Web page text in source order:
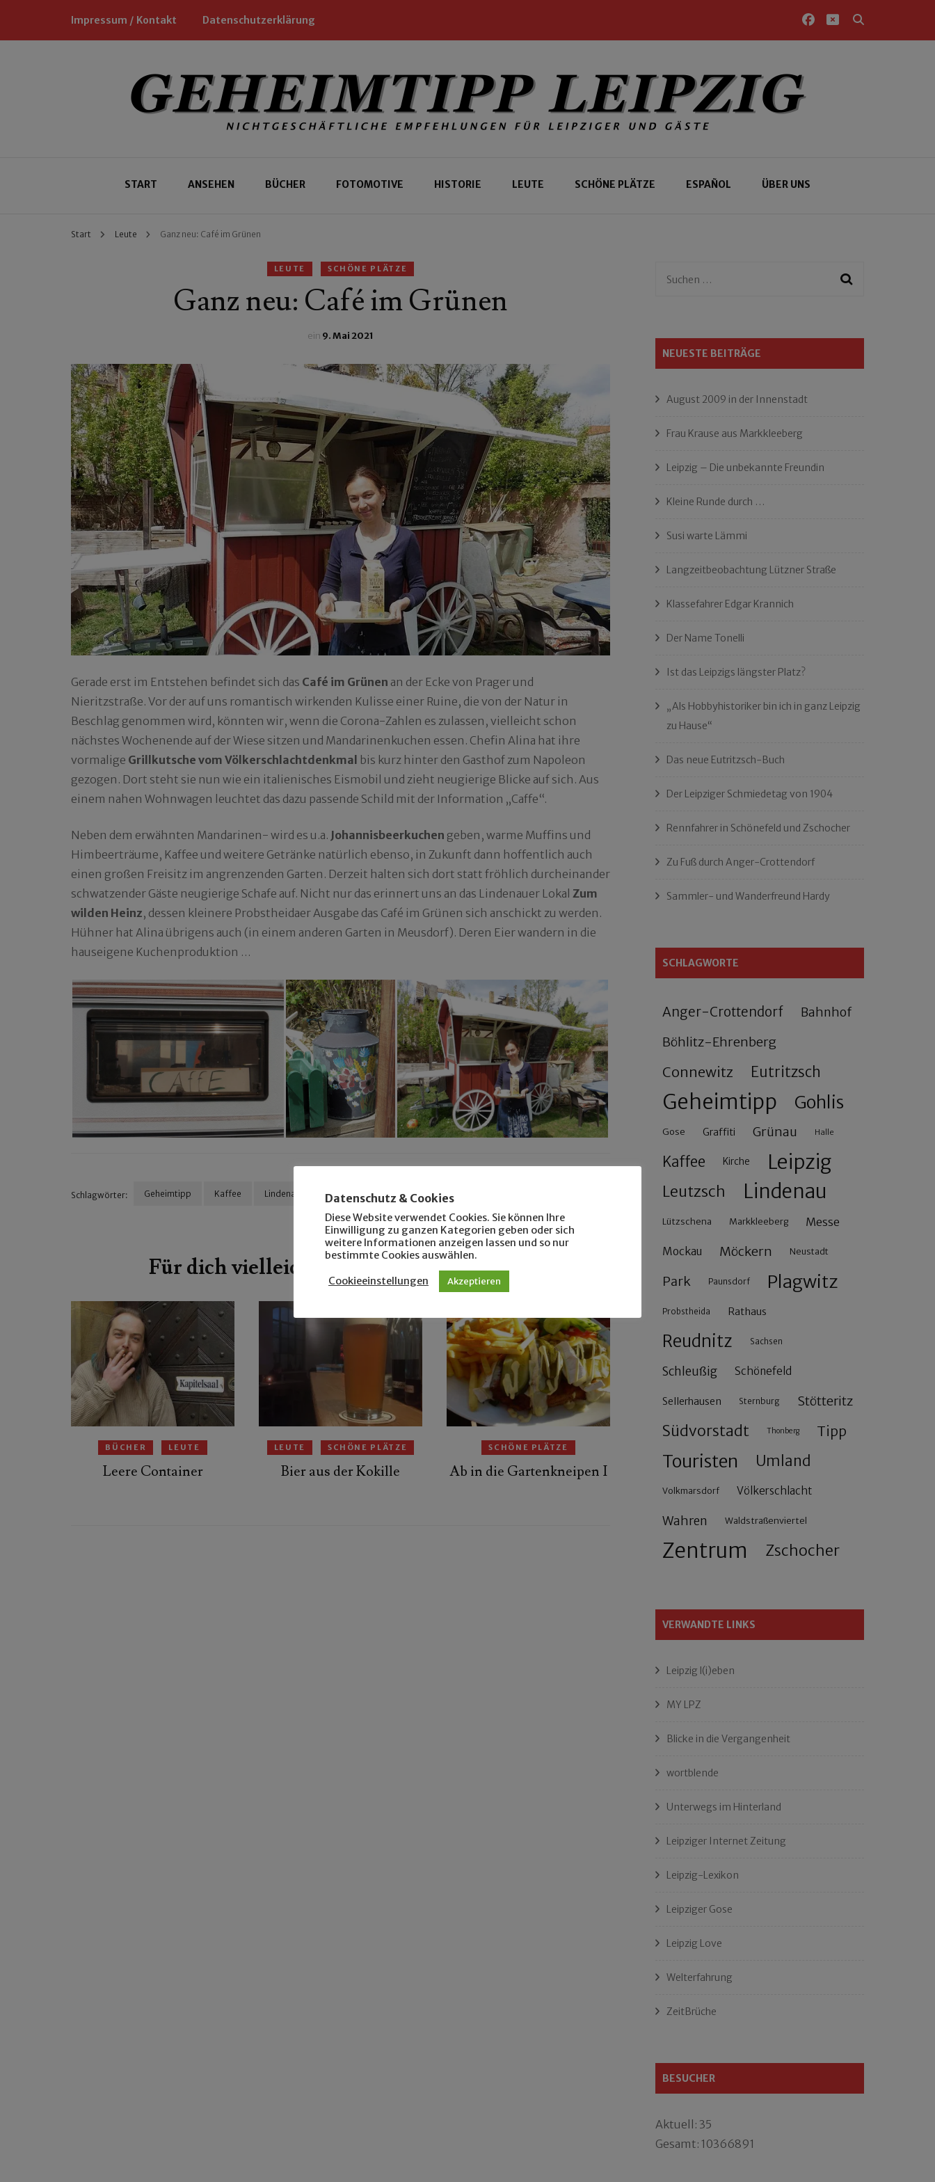
Impressum / Kontakt Datenschutzerklärung
Geheimtipp Leipzig
START ANSEHEN BÜCHER FOTOMOTIVE HISTORIE LEUTE SCHÖNE PLÄTZE ESPAÑOL ÜBER UNS
Start Leute Ganz neu: Café im Grünen
LEUTE SCHÖNE PLÄTZE
Ganz neu: Café im Grünen
ein 9. Mai 2021
Gerade erst im Entstehen befindet sich das Café im Grünen an der Ecke von Prager und
Nieritzstraße. Vor der auf uns romantisch wirkenden Kulisse einer Ruine, die von der Natur in
Beschlag genommen wird, könnten wir, wenn die Corona-Zahlen es zulassen, vielleicht schon
nächstes Wochenende auf der Wiese sitzen und Mandarinenkuchen essen. Chefin Alina hat ihre
vormalige Grillkutsche vom Völkerschlachtdenkmal bis kurz hinter den Gasthof zum Napoleon
gezogen. Dort steht sie nun wie ein italienisches Eismobil und zieht neugierige Blicke auf sich. Aus
einem nahen Wohnwagen leuchtet das dazu passende Schild mit der Information „Caffe“.
Neben dem erwähnten Mandarinen- wird es u.a. Johannisbeerkuchen geben, warme Muffins und
Himbeerträume, Kaffee und weitere Getränke natürlich ebenso, in Zukunft dann hoffentlich auch
einen großen Freisitz im angrenzenden Garten. Derzeit halten sich dort statt fröhlich durcheinander
schwatzender Gäste neugierige Schafe auf. Nicht nur das erinnert uns an das Lindenauer Lokal Zum
wilden Heinz, dessen kleinere Probstheidaer Ausgabe das Café im Grünen sich anschickt zu werden.
Hühner hat Alina übrigens auch (in einem anderen Garten in Meusdorf). Deren Eier wandern in die
hauseigene Kuchenproduktion …
Schlagwörter: Geheimtipp Kaffee Lindenau Probstheida
Für dich vielleicht ebenfalls interessant …
BÜCHER LEUTE
Leere Container
LEUTE SCHÖNE PLÄTZE
Bier aus der Kokille
SCHÖNE PLÄTZE
Ab in die Gartenkneipen I
Suchen
NEUESTE BEITRÄGE
August 2009 in der Innenstadt
Frau Krause aus Markkleeberg
Leipzig – Die unbekannte Freundin
Kleine Runde durch …
Susi warte Lämmi
Langzeitbeobachtung Lützner Straße
Klassefahrer Edgar Krannich
Der Name Tonelli
Ist das Leipzigs längster Platz?
„Als Hobbyhistoriker bin ich in ganz Leipzig
zu Hause“
Das neue Eutritzsch-Buch
Der Leipziger Schmiedetag von 1904
Rennfahrer in Schönefeld und Zschocher
Zu Fuß durch Anger-Crottendorf
Sammler- und Wanderfreund Hardy
SCHLAGWORTE
Anger-Crottendorf Bahnhof
Böhlitz-Ehrenberg
Connewitz Eutritzsch
Geheimtipp Gohlis
Gose Graffiti Grünau Halle
Kaffee Kirche Leipzig
Leutzsch Lindenau
Lützschena Markkleeberg Messe
Mockau Möckern Neustadt
Park Paunsdorf Plagwitz
Probstheida Rathaus
Reudnitz Sachsen
Schleußig Schönefeld
Sellerhausen Sternburg Stötteritz
Südvorstadt Thonberg Tipp
Touristen Umland
Volkmarsdorf Völkerschlacht
Wahren Waldstraßenviertel
Zentrum Zschocher
VERWANDTE LINKS
Leipzig l(i)eben
MY LPZ
Blicke in die Vergangenheit
wortblende
Unterwegs im Hinterland
Leipziger Internet Zeitung
Leipzig-Lexikon
Leipziger Gose
Leipzig Love
Welterfahrung
ZeitBrüche
BESUCHER
Aktuell: 35
Gesamt: 10366891
Datenschutz & Cookies
Diese Website verwendet Cookies. Sie können Ihre
Einwilligung zu ganzen Kategorien geben oder sich
weitere Informationen anzeigen lassen und so nur
bestimmte Cookies auswählen.
Cookieeinstellungen Akzeptieren